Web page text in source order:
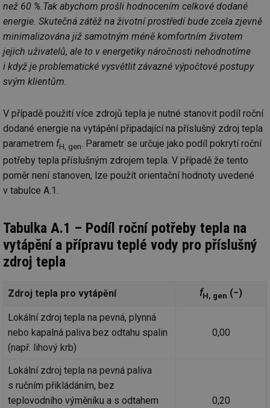
než 60 %.Tak abychom prošli hodnocením celkové dodané
energie. Skutečná zátěž na životní prostředí bude zcela zjevně
minimalizována již samotným méně komfortním životem
jejich uživatelů, ale to v energetiky náročnosti nehodnotíme
i když je problematické vysvětlit závazné výpočtové postupy
svým klientům.
V případě použití více zdrojů tepla je nutné stanovit podíl roční
dodané energie na vytápění připadající na příslušný zdroj tepla
parametrem fH, gen . Parametr se určuje jako podíl pokrytí roční
potřeby tepla příslušným zdrojem tepla. V případě že tento
poměr není stanoven, lze použít orientační hodnoty uvedené
v tabulce A.1.
Tabulka A.1 – Podíl roční potřeby tepla na
vytápění a přípravu teplé vody pro příslušný
zdroj tepla
Zdroj tepla pro vytápění fH, gen (−)
Lokální zdroj tepla na pevná, plynná
nebo kapalná paliva bez odtahu spalin
(např. lihový krb)
0,00
Lokální zdroj tepla na pevná paliva
s ručním přikládáním, bez
teplovodního výměníku a s odtahem
0,20